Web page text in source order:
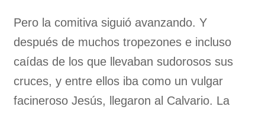
Pero la comitiva siguió avanzando. Y
después de muchos tropezones e incluso
caídas de los que llevaban sudorosos sus
cruces, y entre ellos iba como un vulgar
facineroso Jesús, llegaron al Calvario. La